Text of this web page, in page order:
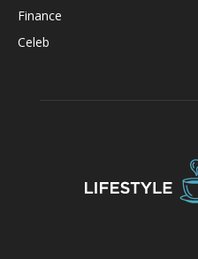
Finance
Celeb